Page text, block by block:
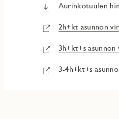
Aurinkotuulen
2h+kt asunnon
3h+kt+s
3-4h+kt+s